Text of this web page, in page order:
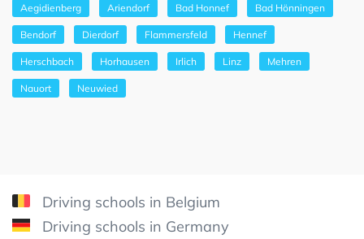
Aegidienberg Ariendorf Bad Honnef Bad Hönningen
Bendorf Dierdorf Flammersfeld Hennef
Herschbach Horhausen Irlich Linz Mehren
Nauort Neuwied
Driving schools in Belgium
Driving schools in Germany